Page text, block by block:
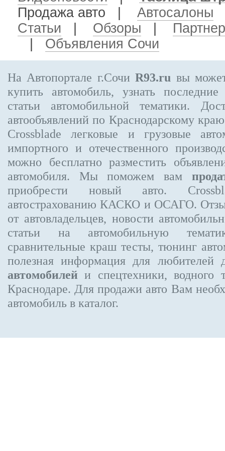
Продажа авто
Автосалоны
Статьи
Обзоры
Объявления Сочи
На Автопортале г.СочиR93.ru вы
купить автомобиль, узнать
статьи автомобильной тематики.
автообъявлений по Краснодарскому
Crossblade легковые и грузовые
импортного и отечественного
можно бесплатно разместить
автомобиля. Мы поможем вам
приобрести новый авто.
автострахованию КАСКО и ОСАГО.
от автовладельцев, новости
статьи на автомобильную
сравнительные краш тесты, тюнинг
полезная информация для любителей
автомобилей и спецтехники, водного
Краснодаре. Для продажи авто Вам
автомобиль в каталог.